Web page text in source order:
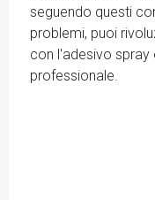
seguendo questi
problemi, puoi
con l'adesivo spray
professionale.